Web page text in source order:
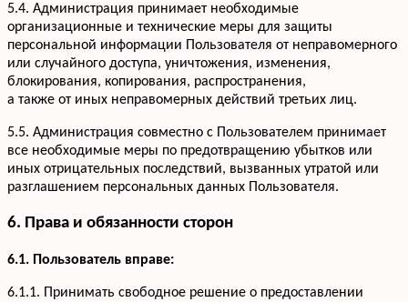
5.4. Администрация принимает необходимые
организационные и технические меры для защиты
персональной информации Пользователя от неправомерного
или случайного доступа, уничтожения, изменения,
блокирования, копирования, распространения,
а также от иных неправомерных действий третьих лиц.
5.5. Администрация совместно с Пользователем принимает
все необходимые меры по предотвращению убытков или
иных отрицательных последствий, вызванных утратой или
разглашением персональных данных Пользователя.
6. Права и обязанности сторон
6.1. Пользователь вправе:
6.1.1. Принимать свободное решение о предоставлении